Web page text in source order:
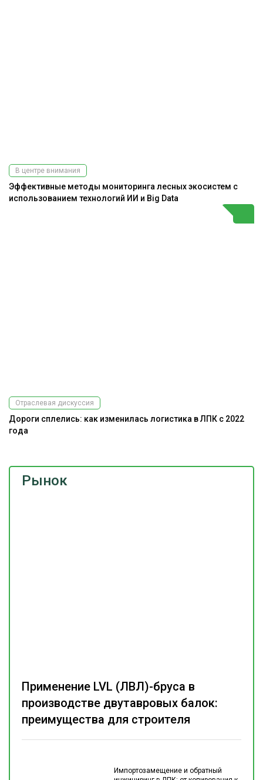
Рынок
Импортозамещение и обратный
Применение LVL (ЛВЛ)-бруса в
производстве двутавровых балок:
преимущества для строителя
В центре внимания
Эффективные методы мониторинга лесных экосистем с
использованием технологий ИИ и Big Data
Отраслевая дискуссия
Дороги сплелись: как изменилась логистика в ЛПК с 2022
года